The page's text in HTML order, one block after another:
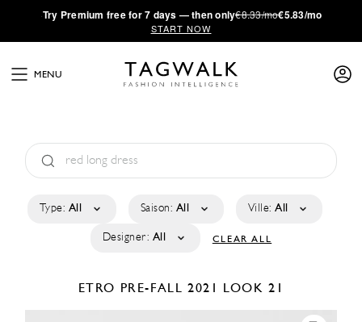
·Try Premium free for 7 days — then only€8.33/mo€5.83/mo
START NOW
MENU
Type: All Saison: All Ville: All
Designer: All CLEAR ALL
ETRO PRE-FALL 2021 LOOK 21